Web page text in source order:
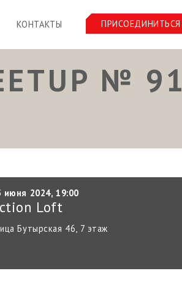
ПРИСОЕДИНИТЬСЯ
КОНТАКТЫ
№ 91
июня 2024, 19:00
Loft
Бутырская 46, 7 этаж